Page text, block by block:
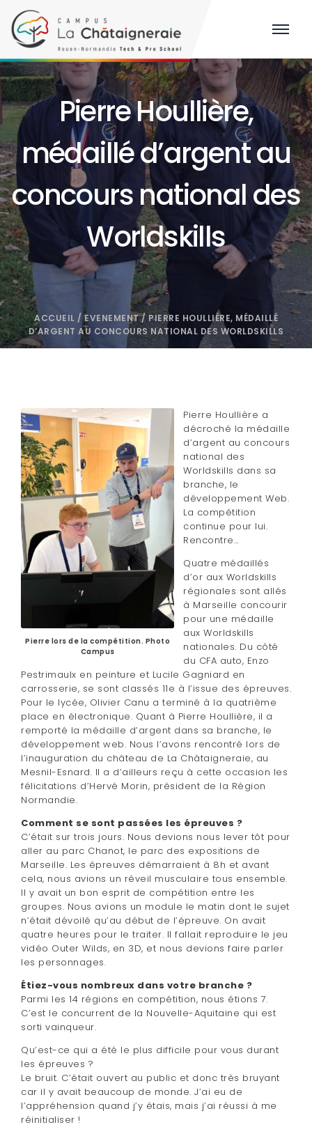
ACCUEIL / EVENEMENT /PIERRE HOULLIÈRE, MÉDAILLÉ
D’ARGENT AU CONCOURS NATIONAL DES WORLDSKILLS
Pierre Houllière,
médaillé d’argent au
concours national des
Worldskills
Pierre lors de la compétition. Photo
Campus
Pierre Houllière a
décroché la médaille
d’argent au concours
national des
Worldskills dans sa
branche, le
développement Web.
La compétition
continue pour lui.
Rencontre…
Quatre médaillés
d’or aux Worldskills
régionales sont allés
à Marseille concourir
pour une médaille
aux Worldskills
nationales. Du côté
du CFA auto, Enzo
Pestrimaulx en peinture et Lucile Gagniard en
carrosserie, se sont classés 11e à l’issue des épreuves.
Pour le lycée, Olivier Canu a terminé à la quatrième
place en électronique. Quant à Pierre Houllière, il a
remporté la médaille d’argent dans sa branche, le
développement web. Nous l’avons rencontré lors de
l’inauguration du château de La Châtaigneraie, au
Mesnil-Esnard. Il a d’ailleurs reçu à cette occasion les
félicitations d’Hervé Morin, président de la Région
Normandie.
Comment se sont passées les épreuves ?
C’était sur trois jours. Nous devions nous lever tôt pour
aller au parc Chanot, le parc des expositions de
Marseille. Les épreuves démarraient à 8h et avant
cela, nous avions un réveil musculaire tous ensemble.
Il y avait un bon esprit de compétition entre les
groupes. Nous avions un module le matin dont le sujet
n’était dévoilé qu’au début de l’épreuve. On avait
quatre heures pour le traiter. Il fallait reproduire le jeu
vidéo Outer Wilds, en 3D, et nous devions faire parler
les personnages.
Étiez-vous nombreux dans votre branche ?
Parmi les 14 régions en compétition, nous étions 7.
C’est le concurrent de la Nouvelle-Aquitaine qui est
sorti vainqueur.
Qu’est-ce qui a été le plus difficile pour vous durant
les épreuves ?
Le bruit. C’était ouvert au public et donc très bruyant
car il y avait beaucoup de monde. J’ai eu de
l’appréhension quand j’y étais, mais j’ai réussi à me
réinitialiser !